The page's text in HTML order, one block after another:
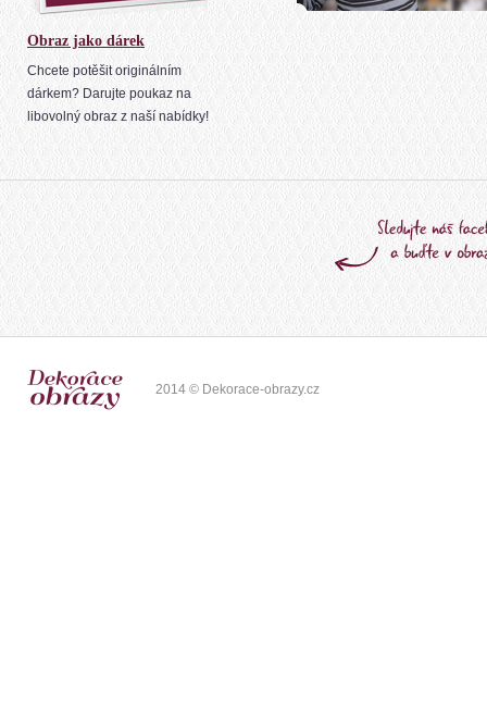
Obraz jako dárek
Chcete potěšit originálním
dárkem? Darujte poukaz na
libovolný obraz z naší nabídky!
2014 © Dekorace-obrazy.cz